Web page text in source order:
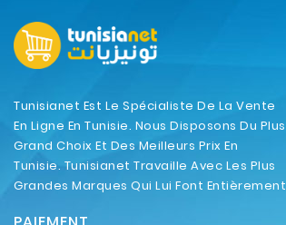
Tunisianet Est Le Spécialiste De La Vente
En Ligne En Tunisie. Nous Disposons Du Plus
Grand Choix Et Des Meilleurs Prix En
Tunisie. Tunisianet Travaille Avec Les Plus
Grandes Marques Qui Lui Font Entièrement